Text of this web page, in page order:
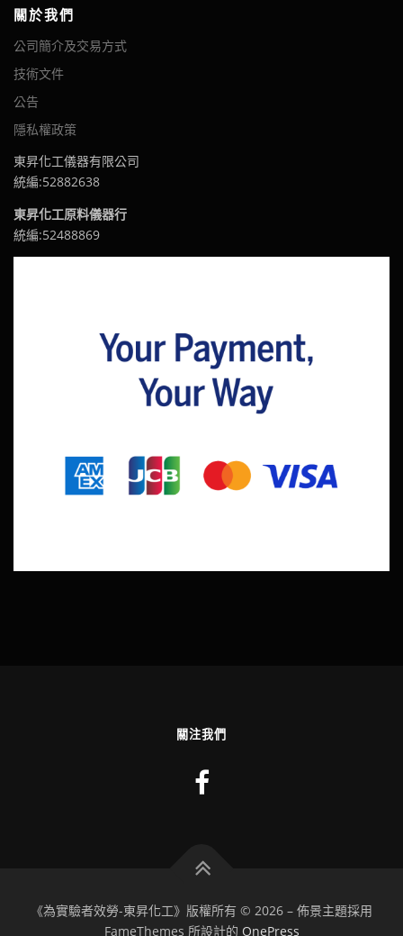
關於我們
公司簡介及交易方式
技術文件
公告
隱私權政策
東昇化工儀器有限公司
統編:52882638
東昇化工原料儀器行
統編:52488869
關注我們
《為實驗者效勞-東昇化工》版權所有 © 2026 – 佈景主題採用
FameThemes 所設計的 OnePress